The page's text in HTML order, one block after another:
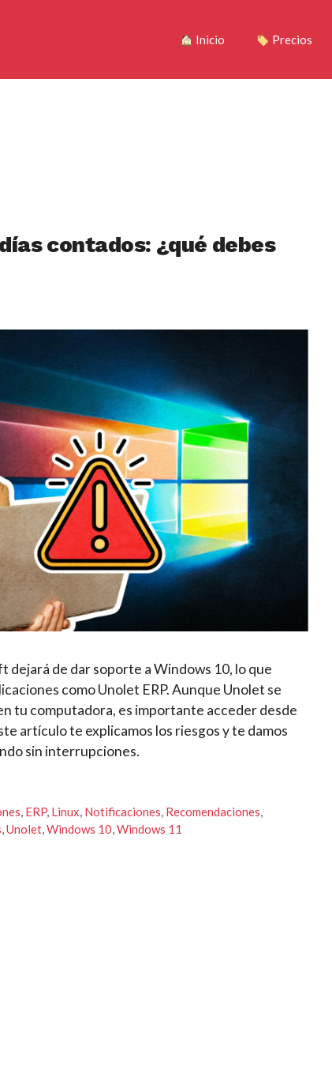
Inicio Precios
contados: ¿qué debes
de dar soporte a Windows 10, lo que
como Unolet ERP. Aunque Unolet se
tu computadora, es importante acceder desde
artículo te explicamos los riesgos y te damos
sin interrupciones.
, ERP, Linux, Notificaciones, Recomendaciones,
,Unolet,Windows 10,Windows 11